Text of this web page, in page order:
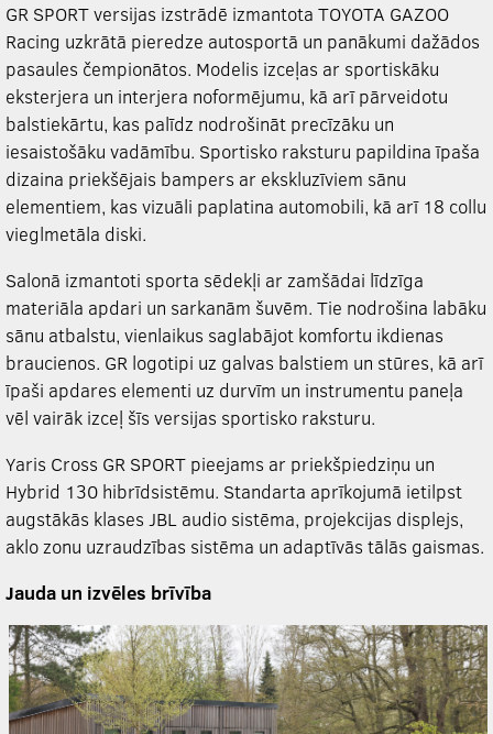
GR SPORT versijas izstrādē izmantota TOYOTA GAZOO
Racing uzkrātā pieredze autosportā un panākumi dažādos
pasaules čempionātos. Modelis izceļas ar sportiskāku
eksterjera un interjera noformējumu, kā arī pārveidotu
balstiekārtu, kas palīdz nodrošināt precīzāku un
iesaistošāku vadāmību. Sportisko raksturu papildina īpaša
dizaina priekšējais bampers ar ekskluzīviem sānu
elementiem, kas vizuāli paplatina automobili, kā arī 18 collu
vieglmetāla diski.
Salonā izmantoti sporta sēdekļi ar zamšādai līdzīga
materiāla apdari un sarkanām šuvēm. Tie nodrošina labāku
sānu atbalstu, vienlaikus saglabājot komfortu ikdienas
braucienos. GR logotipi uz galvas balstiem un stūres, kā arī
īpaši apdares elementi uz durvīm un instrumentu paneļa
vēl vairāk izceļ šīs versijas sportisko raksturu.
Yaris Cross GR SPORT pieejams ar priekšpiedziņu un
Hybrid 130 hibrīdsistēmu. Standarta aprīkojumā ietilpst
augstākās klases JBL audio sistēma, projekcijas displejs,
aklo zonu uzraudzības sistēma un adaptīvās tālās gaismas.
Jauda un izvēles brīvība